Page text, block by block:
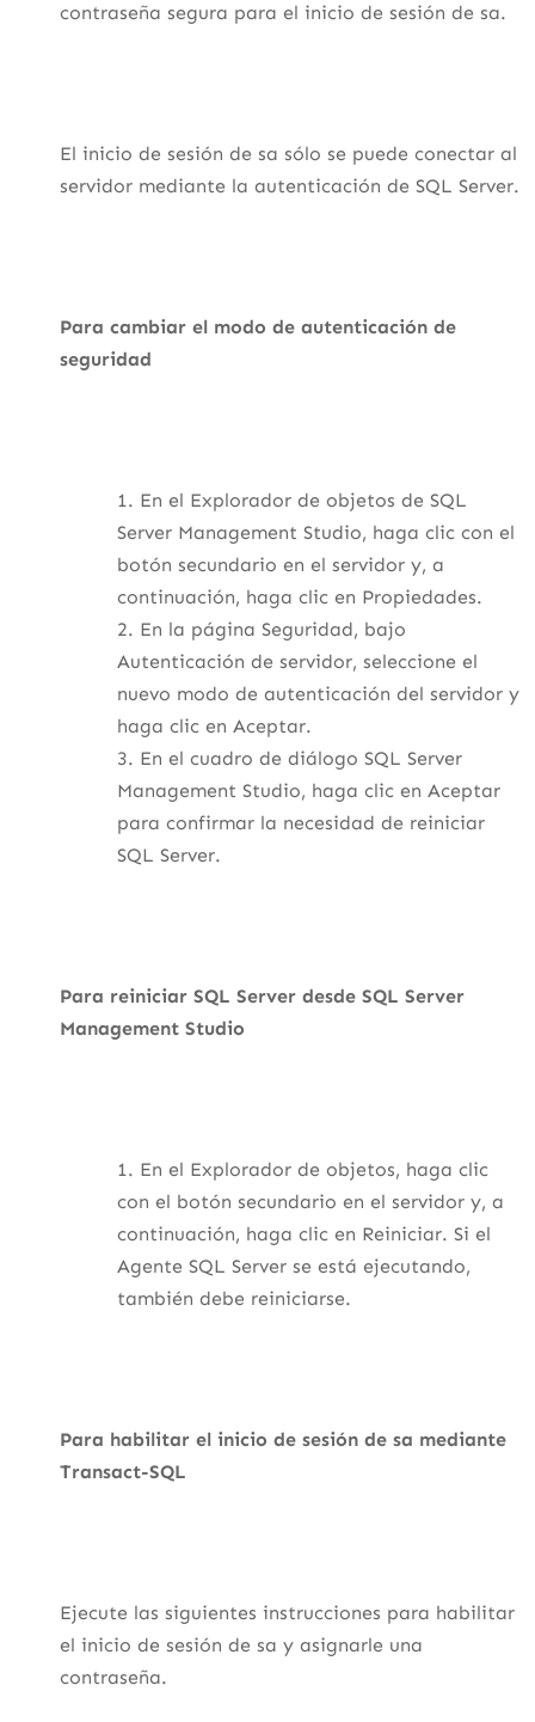
contraseña segura para el inicio de sesión de sa.
El inicio de sesión de sa sólo se puede conectar al
servidor mediante la autenticación de SQL Server.
Para cambiar el modo de autenticación de
seguridad
En el Explorador de objetos de SQL
Server Management Studio, haga clic con el
botón secundario en el servidor y, a
continuación, haga clic en Propiedades.
En la página Seguridad, bajo
Autenticación de servidor, seleccione el
nuevo modo de autenticación del servidor y
haga clic en Aceptar.
En el cuadro de diálogo SQL Server
Management Studio, haga clic en Aceptar
para confirmar la necesidad de reiniciar
SQL Server.
Para reiniciar SQL Server desde SQL Server
Management Studio
En el Explorador de objetos, haga clic
con el botón secundario en el servidor y, a
continuación, haga clic en Reiniciar. Si el
Agente SQL Server se está ejecutando,
también debe reiniciarse.
Para habilitar el inicio de sesión de sa mediante
Transact-SQL
Ejecute las siguientes instrucciones para habilitar
el inicio de sesión de sa y asignarle una
contraseña.